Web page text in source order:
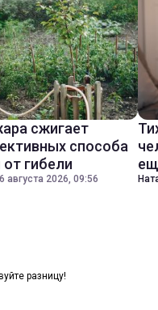
сжигает
способа
гибели
августа 2026, 09:56
разницу!